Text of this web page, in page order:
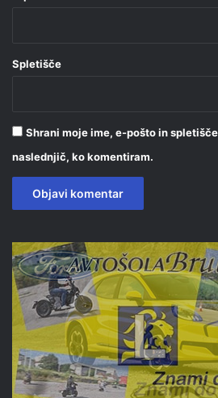
Spletišče
Shrani moje ime, e-pošto in
naslednjič, ko komentiram.